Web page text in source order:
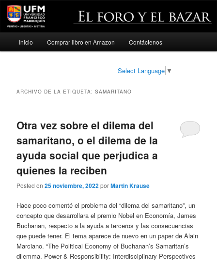
Ir
Ir
Inicio Comprar libro en Amazon Contáctenos
Select Language ▼
ARCHIVO DE LA ETIQUETA:SAMARITANO
Otra vez sobre el dilema del
samaritano, o el dilema de la
ayuda social que perjudica a
quienes la reciben
Posted on25 noviembre, 2022porMartin Krause
Hace poco comenté el problema del “dilema del samaritano”, un
concepto que desarrollara el premio Nobel en Economía, James
Buchanan, respecto a la ayuda a terceros y las consecuencias
que puede tener. El tema aparece de nuevo en un paper de Alain
Marciano. “The Political Economy of Buchanan’s Samaritan’s
dilemma. Power & Responsibility: Interdisciplinary Perspectives